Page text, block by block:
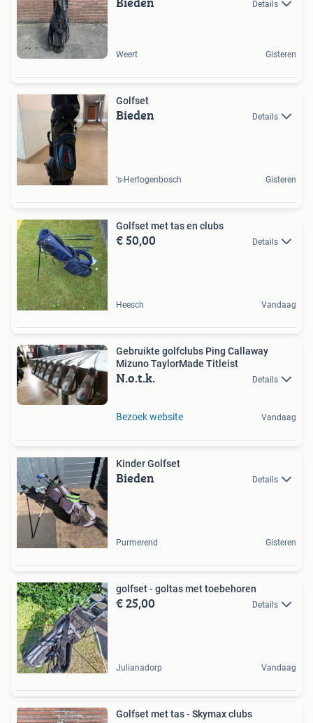
Details
Weert Gisteren
Golfset
Bieden Details
's-Hertogenbosch Gisteren
Golfset met tas en clubs
€ 50,00 Details
Heesch Vandaag
Gebruikte golfclubs Ping Callaway
Mizuno TaylorMade Titleist
N.o.t.k. Details
Bezoek website Vandaag
Kinder Golfset
Bieden Details
Purmerend Gisteren
golfset - goltas met toebehoren
€ 25,00 Details
Julianadorp Vandaag
Golfset met tas - Skymax clubs